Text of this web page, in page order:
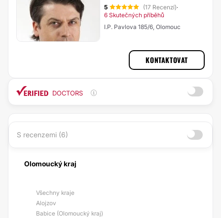
5 (17 Recenzí)·
6 Skutečných příběhů
I.P. Pavlova 185/6, Olomouc
KONTAKTOVAT
DOCTORS
S recenzemi (6)
Olomoucký kraj
Všechny kraje
Alojzov
Babice (Olomoucký kraj)